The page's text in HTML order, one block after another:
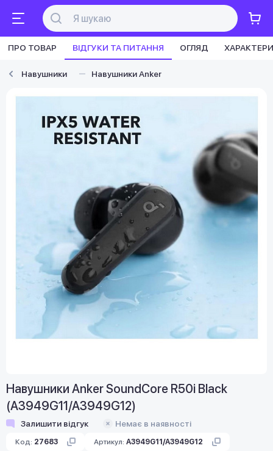
ПРО ТОВАР ВІДГУКИ ТА ПИТАННЯ ОГЛЯД
Навушники Навушники Anker
Навушники Anker SoundCore R50i Black
(A3949G11/A3949G12)
Залишити відгук Немає в наявності
Код: 27683 Артикул: A3949G11/A3949G12